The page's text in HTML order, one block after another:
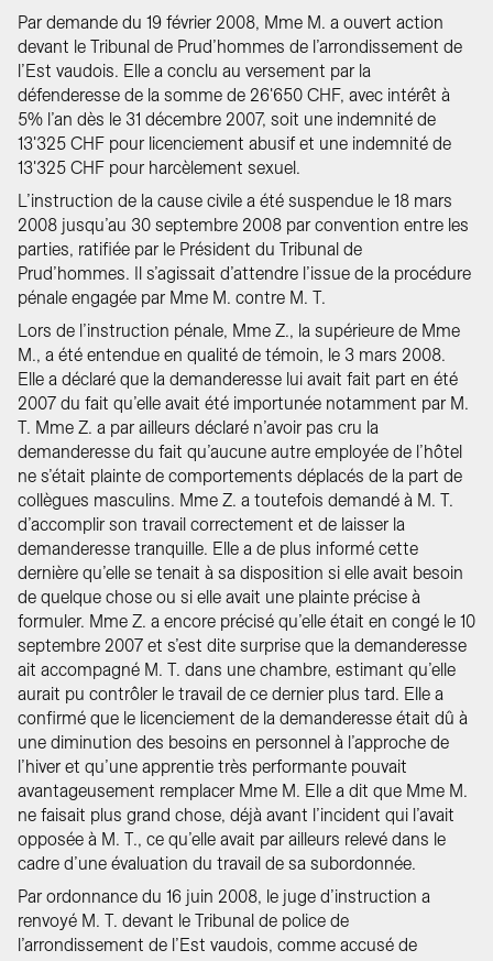
Par demande du 19 février 2008, Mme M. a ouvert action
devant le Tribunal de Prud’hommes de l’arrondissement de
l’Est vaudois. Elle a conclu au versement par la
défenderesse de la somme de 26'650 CHF, avec intérêt à
5% l’an dès le 31 décembre 2007, soit une indemnité de
13'325 CHF pour licenciement abusif et une indemnité de
13'325 CHF pour harcèlement sexuel.
L’instruction de la cause civile a été suspendue le 18 mars
2008 jusqu’au 30 septembre 2008 par convention entre les
parties, ratifiée par le Président du Tribunal de
Prud’hommes. Il s’agissait d’attendre l’issue de la procédure
pénale engagée par Mme M. contre M. T.
Lors de l’instruction pénale, Mme Z., la supérieure de Mme
M., a été entendue en qualité de témoin, le 3 mars 2008.
Elle a déclaré que la demanderesse lui avait fait part en été
2007 du fait qu’elle avait été importunée notamment par M.
T. Mme Z. a par ailleurs déclaré n’avoir pas cru la
demanderesse du fait qu’aucune autre employée de l’hôtel
ne s’était plainte de comportements déplacés de la part de
collègues masculins. Mme Z. a toutefois demandé à M. T.
d’accomplir son travail correctement et de laisser la
demanderesse tranquille. Elle a de plus informé cette
dernière qu’elle se tenait à sa disposition si elle avait besoin
de quelque chose ou si elle avait une plainte précise à
formuler. Mme Z. a encore précisé qu’elle était en congé le 10
septembre 2007 et s’est dite surprise que la demanderesse
ait accompagné M. T. dans une chambre, estimant qu’elle
aurait pu contrôler le travail de ce dernier plus tard. Elle a
confirmé que le licenciement de la demanderesse était dû à
une diminution des besoins en personnel à l’approche de
l’hiver et qu’une apprentie très performante pouvait
avantageusement remplacer Mme M. Elle a dit que Mme M.
ne faisait plus grand chose, déjà avant l’incident qui l’avait
opposée à M. T., ce qu’elle avait par ailleurs relevé dans le
cadre d’une évaluation du travail de sa subordonnée.
Par ordonnance du 16 juin 2008, le juge d’instruction a
renvoyé M. T. devant le Tribunal de police de
l’arrondissement de l’Est vaudois, comme accusé de